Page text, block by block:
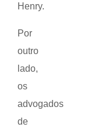
Henry.
Por
outro
lado,
os
advogados
de